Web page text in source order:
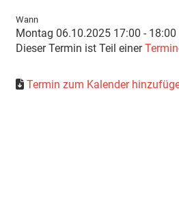
Wann
Montag 06.10.2025 17:00 - 18:00
Dieser Termin ist Teil einer
Termin zum Kalender